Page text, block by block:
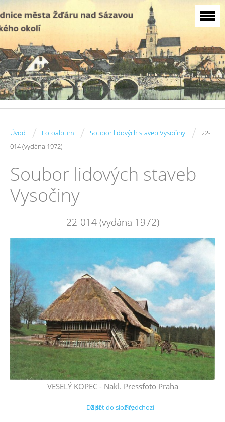
Úvod / Fotoalbum / Soubor lidových staveb Vysočiny /
22-
014 (vydána 1972)
Soubor lidových staveb
Vysočiny
22-014 (vydána 1972)
VESELÝ KOPEC - Nakl. Pressfoto Praha
← Předchozí
Další →
Zpět do složky